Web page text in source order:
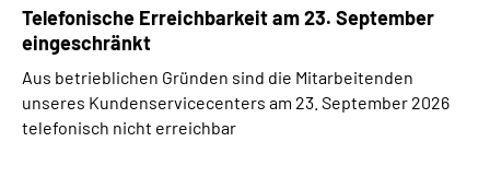
Telefonische Erreichbarkeit am 23. September
eingeschränkt
Aus betrieblichen Gründen sind die Mitarbeitenden
unseres Kundenservicecenters am 23. September 2026
telefonisch nicht erreichbar